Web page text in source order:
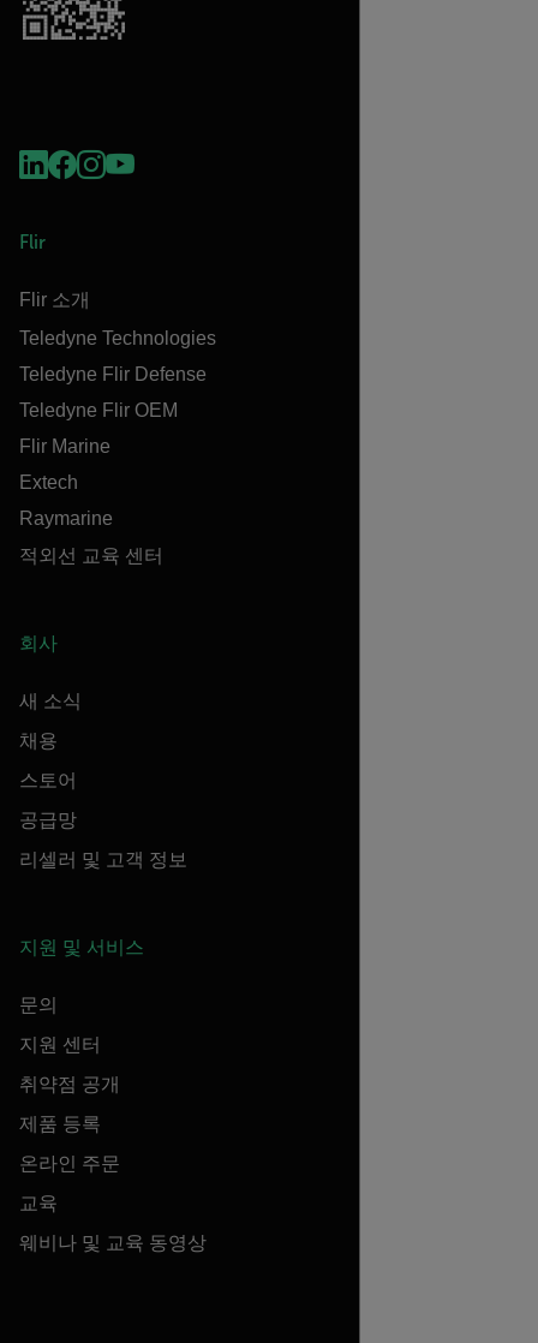
Flir
Flir 소개
Teledyne Technologies
Teledyne Flir Defense
Teledyne Flir OEM
Flir Marine
Extech
Raymarine
적외선 교육 센터
회사
새 소식
채용
스토어
공급망
리셀러 및 고객 정보
지원 및 서비스
문의
지원 센터
취약점 공개
제품 등록
온라인 주문
교육
웨비나 및 교육 동영상